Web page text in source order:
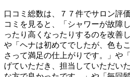
口コミ総数は、７７件でサロン評
コミを見ると、「シャワーが故障
ったり高くなったりするのを改善
や「ヘナは初めてでしたが、色も
さって満足の仕上がりです。」や
げていただき、担当していただい